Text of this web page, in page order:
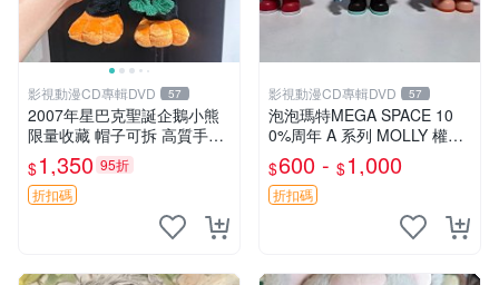
影視動漫CD專輯DVD 57
2007年星巴克聖誕企鵝小熊
限量收藏 帽子可拆 高質手感
超愛 聖誕限定 星巴克企鵝 小
熊杯墊
$1,350 95折
折扣碼
影視動漫CD專輯DVD 57
泡泡瑪特MEGA SPACE 10
0%周年 A 系列 MOLLY 權威
隱藏款 嚴選薄荷巧克力色 80
年代風味 權威推薦 合適收藏
$600 - $1,000
折扣碼